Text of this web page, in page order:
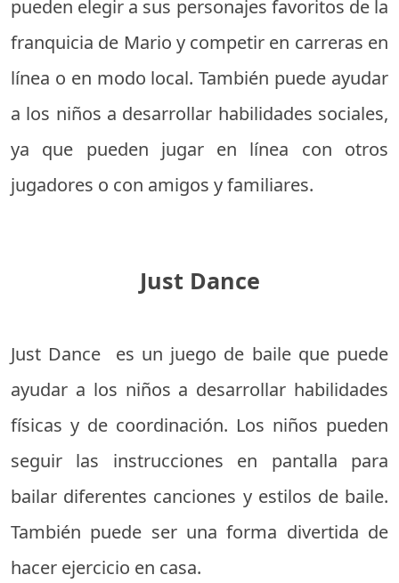
pueden elegir a sus personajes favoritos de la
franquicia de Mario y competir en carreras en
línea o en modo local. También puede ayudar
a los niños a desarrollar habilidades sociales,
ya que pueden jugar en línea con otros
jugadores o con amigos y familiares.
Just Dance
Just Dance es un juego de baile que puede
ayudar a los niños a desarrollar habilidades
físicas y de coordinación. Los niños pueden
seguir las instrucciones en pantalla para
bailar diferentes canciones y estilos de baile.
También puede ser una forma divertida de
hacer ejercicio en casa.